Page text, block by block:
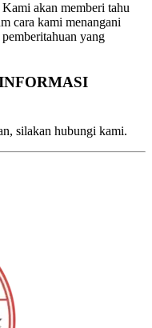
akan memberi tahu
cara kami menangani
yang
silakan hubungi kami.